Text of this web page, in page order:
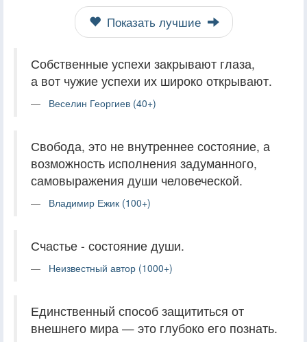
Показать лучшие
Собственные успехи закрывают глаза,
а вот чужие успехи их широко открывают.
Веселин Георгиев (40+)
Свобода, это не внутреннее состояние, а
возможность исполнения задуманного,
самовыражения души человеческой.
Владимир Ежик (100+)
Счастье - состояние души.
Неизвестный автор (1000+)
Единственный способ защититься от
внешнего мира — это глубоко его познать.